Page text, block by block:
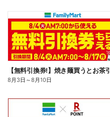
8月3日 ～8月10日